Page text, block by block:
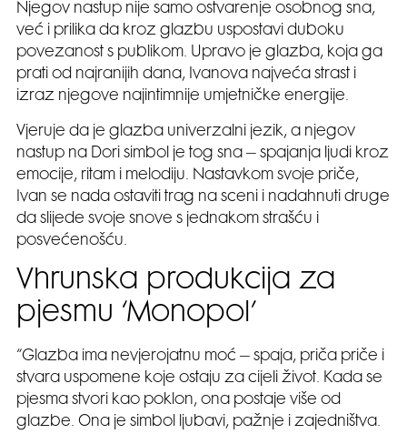
Njegov nastup nije samo ostvarenje osobnog sna,
već i prilika da kroz glazbu uspostavi duboku
povezanost s publikom. Upravo je glazba, koja ga
prati od najranijih dana, Ivanova najveća strast i
izraz njegove najintimnije umjetničke energije.
Vjeruje da je glazba univerzalni jezik, a njegov
nastup na Dori simbol je tog sna – spajanja ljudi kroz
emocije, ritam i melodiju. Nastavkom svoje priče,
Ivan se nada ostaviti trag na sceni i nadahnuti druge
da slijede svoje snove s jednakom strašću i
posvećenošću.
Vhrunska produkcija za
pjesmu ‘Monopol’
“Glazba ima nevjerojatnu moć – spaja, priča priče i
stvara uspomene koje ostaju za cijeli život. Kada se
pjesma stvori kao poklon, ona postaje više od
glazbe. Ona je simbol ljubavi, pažnje i zajedništva.